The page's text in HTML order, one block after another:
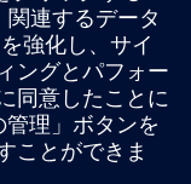
3D CAD
ファクチャリン